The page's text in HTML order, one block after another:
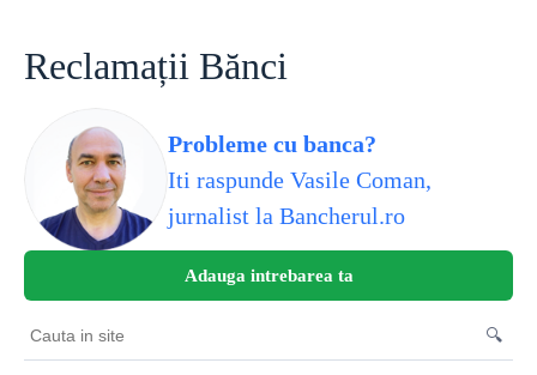
contentReclamații Bănci
Probleme cu banca?
Iti raspunde Vasile Coman,
jurnalist la Bancherul.ro
Adauga intrebarea ta
Cauta
in
🔍